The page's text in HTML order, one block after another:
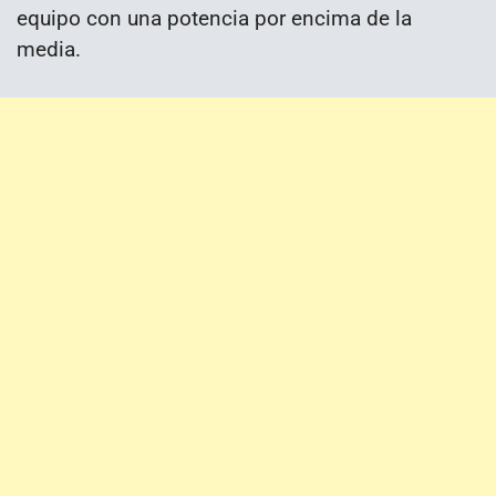
equipo con una potencia por encima de la
media.